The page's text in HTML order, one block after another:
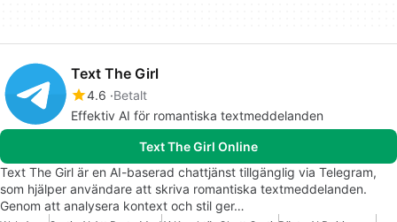
Text The Girl
4.6 Betalt
Effektiv AI för romantiska textmeddelanden
Text The Girl Online
Text The Girl är en AI-baserad chattjänst tillgänglig via Telegram,
som hjälper användare att skriva romantiska textmeddelanden.
Genom att analysera kontext och stil ger…